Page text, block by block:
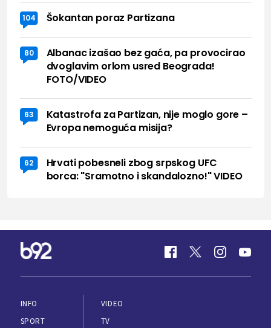
104 Šokantan poraz Partizana
80
Albanac izašao bez gaća, pa provocirao
dvoglavim orlom usred Beograda!
FOTO/VIDEO
63
Katastrofa za Partizan, nije moglo gore –
Evropa nemoguća misija?
62
Hrvati pobesneli zbog srpskog UFC
borca: "Sramotno i skandalozno!" VIDEO
INFO
SPORT
VIDEO
TV